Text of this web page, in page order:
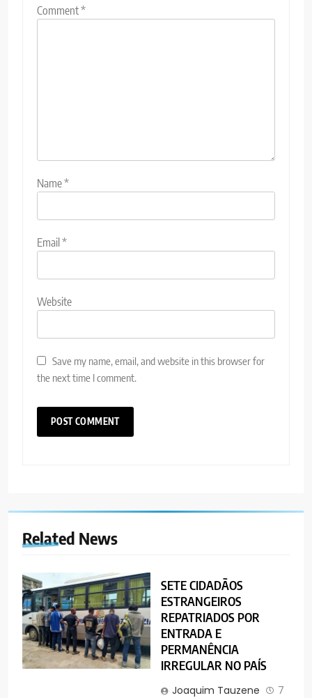
Comment*
Name*
Email*
Website
Save my name, email, and website in this browser for
the next time I comment.
Related News
SETE CIDADÃOS
ESTRANGEIROS
REPATRIADOS POR
ENTRADA E
PERMANÊNCIA
IRREGULAR NO PAÍS
Joaquim Tauzene
7